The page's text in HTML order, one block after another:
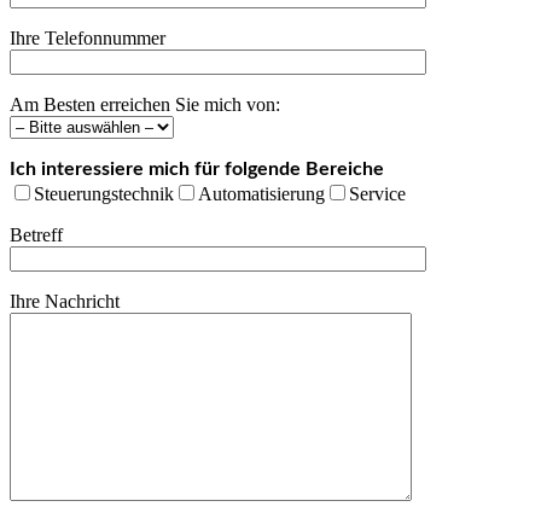
Ihre Telefonnummer
Am Besten erreichen Sie mich von:
Ich interessiere mich für folgende Bereiche
Steuerungstechnik Automatisierung
Service
Betreff
Ihre Nachricht